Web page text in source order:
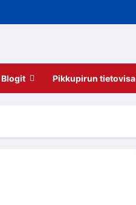
Blogit Pikkupirun tietovisa